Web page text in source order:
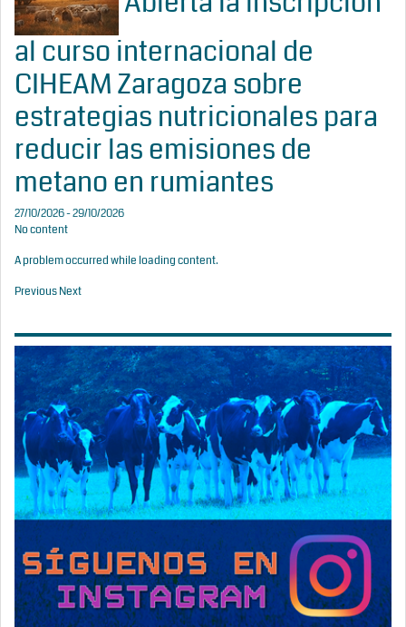
al curso internacional de
CIHEAM Zaragoza sobre
estrategias nutricionales para
reducir las emisiones de
metano en rumiantes
27/10/2026 - 29/10/2026
No content
A problem occurred while loading content.
PreviousNext